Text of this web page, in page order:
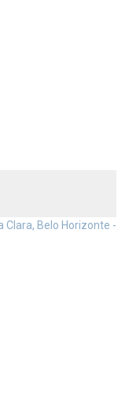
Clara, Belo Horizonte -